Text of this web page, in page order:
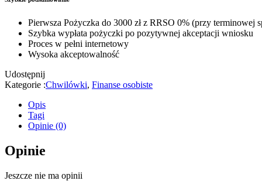
Pierwsza Pożyczka do 3000 zł z RRSO 0% (przy terminowej
Szybka wypłata pożyczki po pozytywnej akceptacji wniosku
Proces w pełni internetowy
Wysoka akceptowalność
Udostępnij
Kategorie :Chwilówki, Finanse osobiste
Opis
Tagi
Opinie (0)
Opinie
Jeszcze nie ma opinii